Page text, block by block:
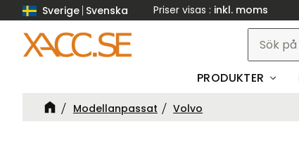
Sverige Svenska Priser visas inkl. moms
PRODUKTER
Modellanpassat Volvo